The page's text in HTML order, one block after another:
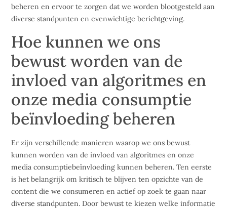
beheren en ervoor te zorgen dat we worden blootgesteld aan
diverse standpunten en evenwichtige berichtgeving.
Hoe kunnen we ons
bewust worden van de
invloed van algoritmes en
onze media consumptie
beïnvloeding beheren
Er zijn verschillende manieren waarop we ons bewust
kunnen worden van de invloed van algoritmes en onze
media consumptiebeïnvloeding kunnen beheren. Ten eerste
is het belangrijk om kritisch te blijven ten opzichte van de
content die we consumeren en actief op zoek te gaan naar
diverse standpunten. Door bewust te kiezen welke informatie